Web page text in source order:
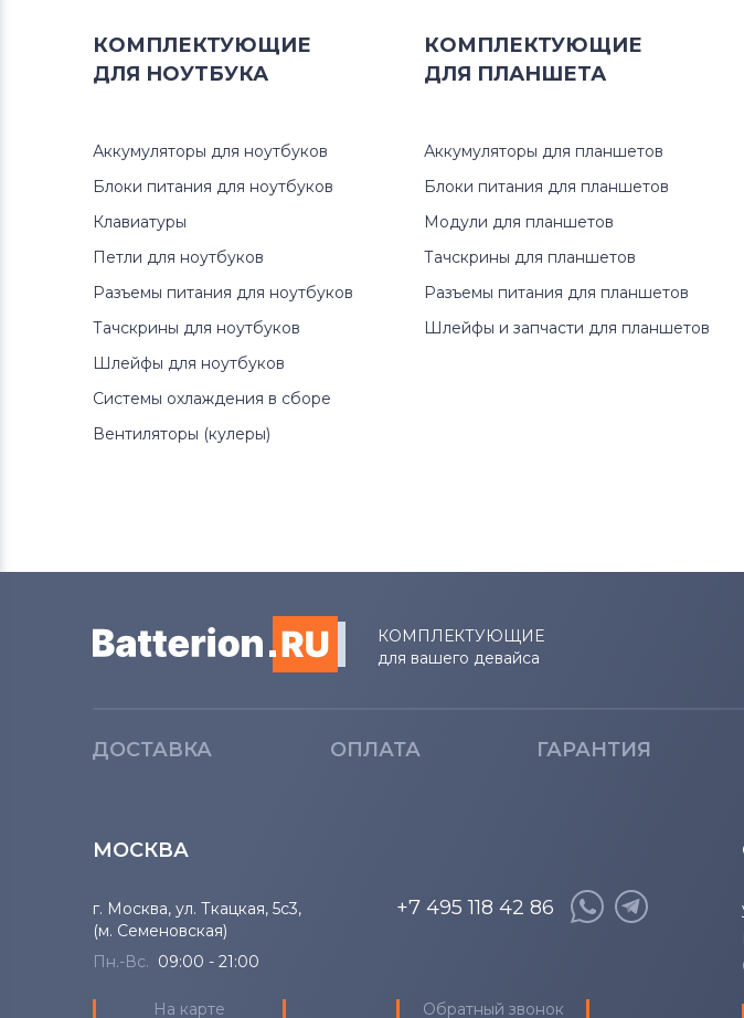
КОМПЛЕКТУЮЩИЕ
ДЛЯ НОУТБУКА
Аккумуляторы для ноутбуков
Блоки питания для ноутбуков
Клавиатуры
Петли для ноутбуков
Разъемы питания для ноутбуков
Тачскрины для ноутбуков
Шлейфы для ноутбуков
Системы охлаждения в сборе
Вентиляторы (кулеры)
КОМПЛЕКТУЮЩИЕ
ДЛЯ ПЛАНШЕТА
Аккумуляторы для планшетов
Блоки питания для планшетов
Модули для планшетов
Тачскрины для планшетов
Разъемы питания для планшетов
Шлейфы и запчасти для планшетов
КОМПЛЕКТУЮЩИЕ
для вашего девайса
ДОСТАВКА ОПЛАТА ГАРАНТИЯ
МОСКВА
г. Москва, ул. Ткацкая, 5с3,
(м. Семеновская)
Пн.-Вс. 09:00 - 21:00
На карте
+7 495 118 42 86
Обратный звонок